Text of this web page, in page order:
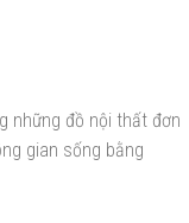
những đồ nội thất đơn
gian sống bằng